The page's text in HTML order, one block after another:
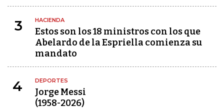
3 HACIENDA
Estos son los 18 ministros con los que
Abelardo de la Espriella comienza su
mandato
4 DEPORTES
Jorge Messi
(1958-2026)